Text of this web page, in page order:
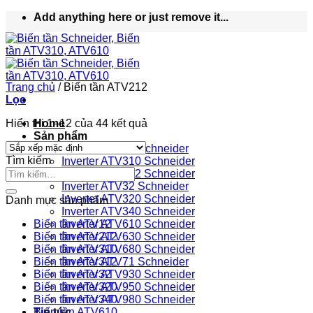
nội
dung
Add anything here or just remove it...
Home
Sản phẩm
Inverter ATV12 Schneider
Inverter ATV310 Schneider
Inverter ATV312 Schneider
Inverter ATV32 Schneider
Inverter ATV320 Schneider
Inverter ATV340 Schneider
Inverter ATV610 Schneider
Inverter ATV630 Schneider
Inverter ATV680 Schneider
Inverter ATV71 Schneider
Inverter ATV930 Schneider
Inverter ATV950 Schneider
Inverter ATV980 Schneider
Trang chủ /Biến tần ATV212
Lọc
Hiển thị 1–12 của 44 kết quả
Tìm kiếm
Danh mục sản phẩm
Biến tần ATV12
Biến tần ATV212
Biến tần ATV310
Biến tần ATV312
Biến tần ATV32
Biến tần ATV320
Biến tần ATV340